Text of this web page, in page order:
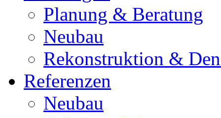
Planung & Beratung
Neubau
Rekonstruktion &
Referenzen
Neubau